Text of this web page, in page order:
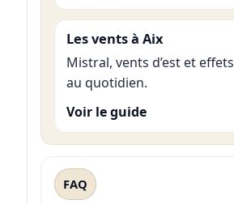
Les vents à Aix
Mistral, vents d’est et
au quotidien.
Voir le guide
FAQ